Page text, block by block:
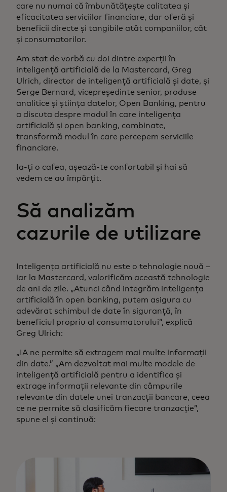
care nu numai că îmbunătățește calitatea și
eficacitatea serviciilor financiare, dar oferă și
beneficii directe și tangibile atât companiilor, cât
și consumatorilor.
Am stat de vorbă cu doi dintre experții în
inteligență artificială de la Mastercard, Greg
Ulrich, director de inteligență artificială și date, și
Serge Bernard, vicepreședinte senior, produse
analitice și știința datelor, Open Banking, pentru
a discuta despre modul în care inteligența
artificială și open banking, combinate,
transformă modul în care percepem serviciile
financiare.
Ia-ți o cafea, așează-te confortabil și hai să
vedem ce au împărțit.
Să analizăm
cazurile de utilizare
Inteligența artificială nu este o tehnologie nouă –
iar la Mastercard, valorificăm această tehnologie
de ani de zile. „Atunci când integrăm inteligența
artificială în open banking, putem asigura cu
adevărat schimbul de date în siguranță, în
beneficiul propriu al consumatorului”, explică
Greg Ulrich:
„IA ne permite să extragem mai multe informații
din date.” „Am dezvoltat mai multe modele de
inteligență artificială pentru a identifica și
extrage informații relevante din câmpurile
relevante din datele unei tranzacții bancare, ceea
ce ne permite să clasificăm fiecare tranzacție”,
spune el și continuă: